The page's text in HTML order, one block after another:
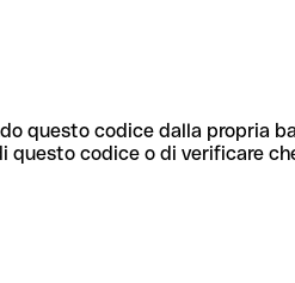
questo codice dalla propria
questo codice o di verificare